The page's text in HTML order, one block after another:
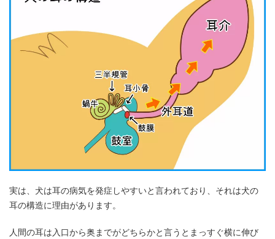
実は、犬は耳の病気を発症しやすいと言われており、それは犬の
耳の構造に理由があります。
人間の耳は入口から奥までがどちらかと言うとまっすぐ横に伸び